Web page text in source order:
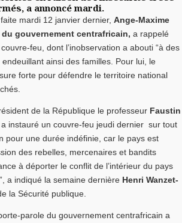
a annoncé mardi.
mardi 12 janvier dernier, Ange-Maxime
gouvernement centrafricain, a rappelé
feu, dont l’inobservation a abouti “à des
endeuillant ainsi des familles. Pour lui, le
forte pour défendre le territoire national
de la République le professeur Faustin
a instauré un couvre-feu jeudi dernier sur tout
pour une durée indéfinie, car le pays est
des rebelles, mercenaires et bandits
à déporter le conflit de l’intérieur du pays
a indiqué la semaine dernière Henri Wanzet-
la Sécurité publique.
parole du gouvernement centrafricain a